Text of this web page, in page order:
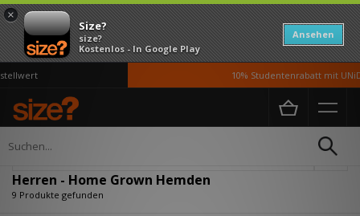
×
Size?
size?
Kostenlos - In Google Play
Ansehen
10% Studentenrabatt mit
Home Herren
Herren - Home Grown Hemden
9 Produkte gefunden